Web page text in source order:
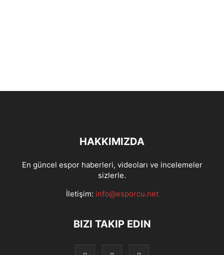
HAKKIMIZDA
En güncel espor haberleri, videoları ve incelemeler
sizlerle.
İletişim: info@esporcu.net
BIZI TAKIP EDIN